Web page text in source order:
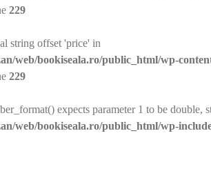
229
string offset 'price' in
web/bookiseala.ro/public_html/wp-
229
expects parameter 1 to be double,
web/bookiseala.ro/public_html/wp-